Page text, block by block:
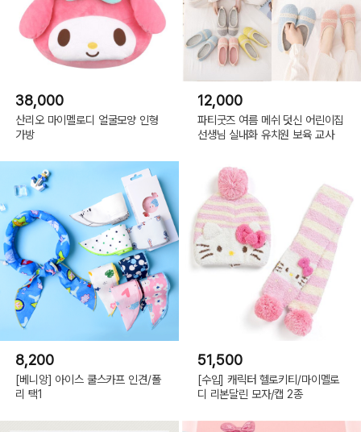
38,000
산리오 마이멜로디 얼굴모양 인형
가방
12,000
파티굿즈 여름 메쉬 덧신 어린이집
선생님 실내화 유치원 보육 교사
8,200
[베니앙] 아이스 쿨스카프 인견/폴
리 택1
51,500
[수입] 캐릭터 헬로키티/마이멜로
디 리본달린 모자/캡 2종